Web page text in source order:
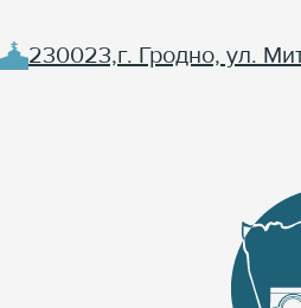
230023,г. Гродно, ул.